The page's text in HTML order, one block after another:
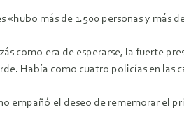
«hubo más de 1.500 personas y más
como era de esperarse, la fuerte
Había como cuatro policías en las
empañó el deseo de rememorar el